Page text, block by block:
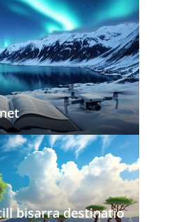
bisarra destinatio